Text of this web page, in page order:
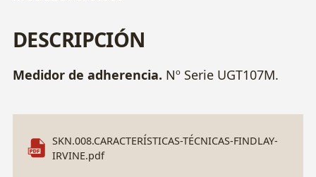
DESCRIPCIÓN
Medidor de adherencia. Nº Serie UGT107M.
SKN.008.CARACTERÍSTICAS-TÉCNICAS-FINDLAY-
IRVINE.pdf